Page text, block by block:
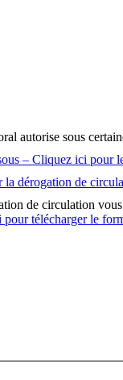
autorise sous
– Cliquez ici pour
la dérogation de
de circulation
télécharger le